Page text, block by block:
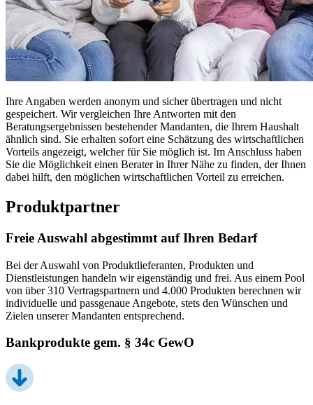
Ihre Angaben werden anonym und sicher übertragen und nicht
gespeichert. Wir vergleichen Ihre Antworten mit den
Beratungsergebnissen bestehender Mandanten, die Ihrem Haushalt
ähnlich sind. Sie erhalten sofort eine Schätzung des wirtschaftlichen
Vorteils angezeigt, welcher für Sie möglich ist. Im Anschluss haben
Sie die Möglichkeit einen Berater in Ihrer Nähe zu finden, der Ihnen
dabei hilft, den möglichen wirtschaftlichen Vorteil zu erreichen.
Produktpartner
Freie Auswahl abgestimmt auf Ihren Bedarf
Bei der Auswahl von Produktlieferanten, Produkten und
Dienstleistungen handeln wir eigenständig und frei. Aus einem Pool
von über 310 Vertragspartnern und 4.000 Produkten berechnen wir
individuelle und passgenaue Angebote, stets den Wünschen und
Zielen unserer Mandanten entsprechend.
Bankprodukte gem. § 34c GewO